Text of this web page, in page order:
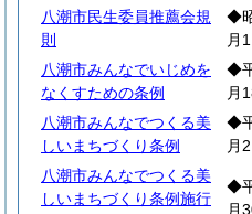
八潮市民生委員推薦会規
則
◆
月
八潮市みんなでいじめを
なくすための条例
◆
月
八潮市みんなでつくる美
しいまちづくり条例
◆
月
八潮市みんなでつくる美
しいまちづくり条例施行
◆
月